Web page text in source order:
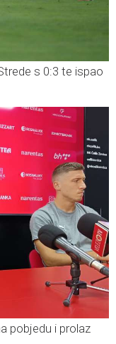
s 0:3 te ispao
pobjedu i prolaz